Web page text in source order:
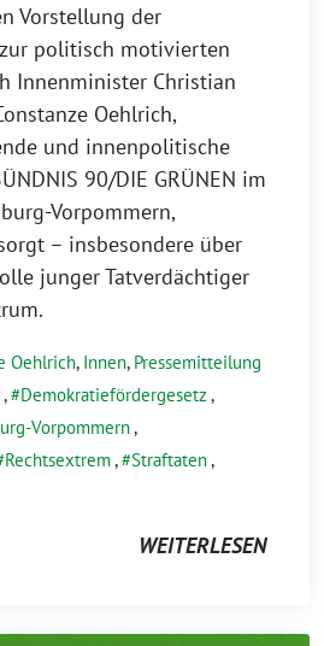
Vorstellung der
politisch motivierten
Innenminister Christian
Oehlrich,
und innenpolitische
90/DIE GRÜNEN im
Vorpommern,
– insbesondere über
junger Tatverdächtiger
Oehlrich, Innen, Pressemitteilung
, Demokratiefördergesetz ,
Vorpommern,
Rechtsextrem, Straftaten,
WEITERLESEN